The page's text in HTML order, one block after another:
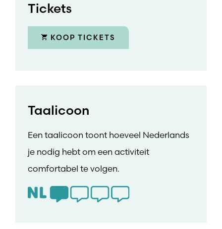
Tickets
KOOP TICKETS
Taalicoon
Een taalicoon toont hoeveel Nederlands
je nodig hebt om een activiteit
comfortabel te volgen.